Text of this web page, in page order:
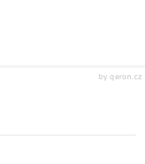
by qeron.cz